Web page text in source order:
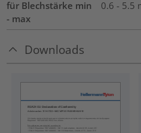
für Blechstärke min
- max
0.6 - 5.5
Downloads